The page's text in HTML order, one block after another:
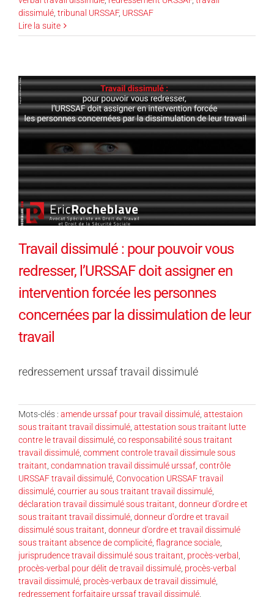
dissimulé tribunal URSSAF, URSSAF
Lire la suite
Travail dissimulé : pour pouvoir vous
redresser, l’URSSAF doit assigner en
intervention forcée les personnes
concernées par la dissimulation de leur
travail
redressement urssaf travail dissimulé
Mots-clés : amende urssaf pour travail dissimulé attestaion
sous traitant travail dissimulé attestation sous traitant lutte
contre le travail dissimulé co responsabilité sous traitant
travail dissimulé comment controle travail dissimule sous
traitant condamnation travail dissimulé urssaf contrôle
URSSAF travail dissimulé Convocation URSSAF travail
dissimulé courrier au sous traitant travail dissimulé
déclaration travail dissimulé sous traitant donneur d'ordre et
sous traitant travail dissimulé donneur d'ordre et travail
dissimulé sous traitant donneur d'ordre et travail dissimulé
sous traitant absence de complicité flagrance sociale
jurisprudence travail dissimulé sous traitant procès-verbal
procès-verbal pour délit de travail dissimulé procès-verbal
travail dissimulé procès-verbaux de travail dissimulé
redressement forfaitaire urssaf travail dissimulé